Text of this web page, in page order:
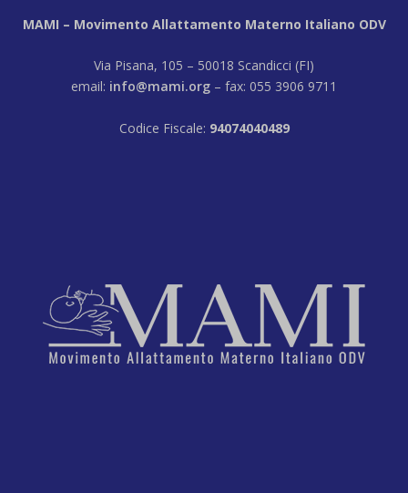
MAMI – Movimento Allattamento Materno Italiano ODV
Via Pisana, 105 – 50018 Scandicci (FI)
email: info@mami.org – fax: 055 3906 9711
Codice Fiscale: 94074040489